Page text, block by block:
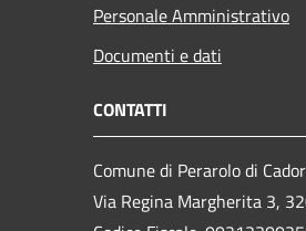
Personale Amministrativo
Documenti e dati
CONTATTI
Comune di Perarolo di
Via Regina Margherita 3,